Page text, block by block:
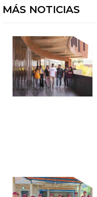
MÁS NOTICIAS